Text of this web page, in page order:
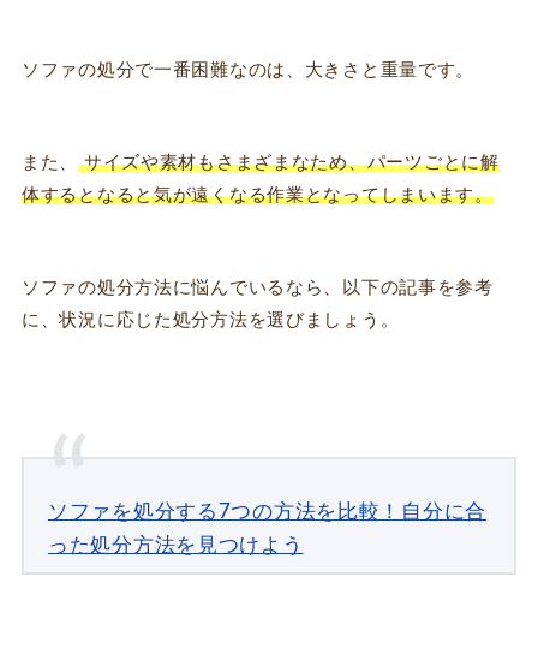
ソファの処分で一番困難なのは、大きさと重量です。
また、 サイズや素材もさまざまなため、パーツごとに解
体するとなると気が遠くなる作業となってしまいます。
ソファの処分方法に悩んでいるなら、以下の記事 を参考
に、状況に応じた処分方法を選びましょう。
ソファを処分する7つの方法を比較！自分に合
った処分方法を見つけよう